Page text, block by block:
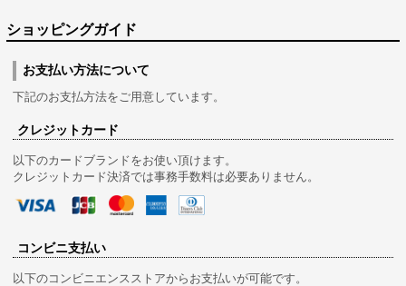
ショッピングガイド
お支払い方法について
下記のお支払方法をご用意しています。
クレジットカード
以下のカードブランドをお使い頂けます。
クレジットカード決済では事務手数料は必要ありません。
コンビニ支払い
以下のコンビニエンスストアからお支払いが可能です。